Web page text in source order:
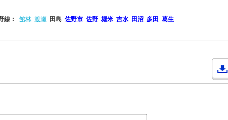
線： 館林 渡瀬 田島 佐野市 佐野 堀米 吉水 田沼 多田 葛生